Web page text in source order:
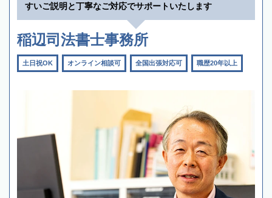
すいご説明と丁寧なご対応でサポートいたします
稲辺司法書士事務所
土日祝OK オンライン相談可 全国出張対応可 職歴20年以上